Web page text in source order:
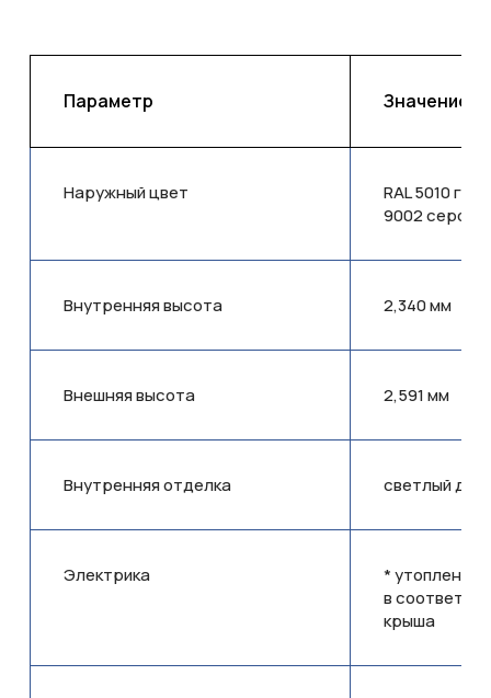
Параметр Значение
Наружный цвет
RAL 5010
9002 серо-
Внутренняя высота 2,340 мм
Внешняя высота 2,591 мм
Внутренняя отделка светлый
Электрика
*
в
крыша